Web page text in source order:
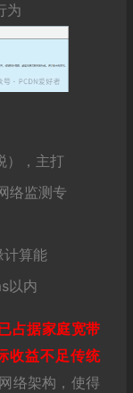
为
），主打
络监测专
计算能
以内
占据家庭宽带
收益不足传统
络架构，使得